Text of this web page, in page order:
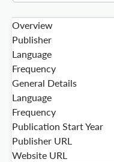
Overview
Publisher
Language
Frequency
General Details
Language
Frequency
Publication Start Year
Publisher URL
Website URL